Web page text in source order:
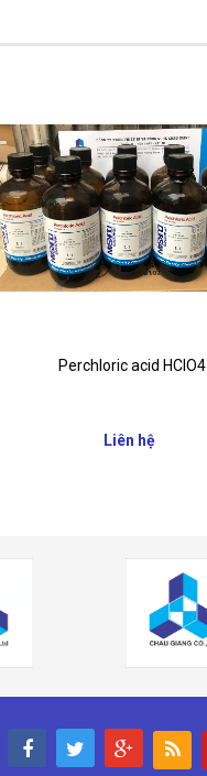
Perchloric acid HClO4
Liên hệ